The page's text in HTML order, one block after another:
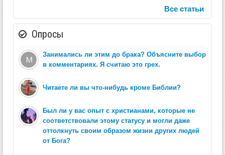
Все статьи
Опросы
Занимались ли этим до брака? Объясните выбор
в комментариях. Я считаю это грех.
Читаете ли вы что-нибудь кроме Библии?
Был ли у вас опыт с христианами, которые не
соответствовали этому статусу и могли даже
оттолкнуть своим образом жизни других людей
от Бога?